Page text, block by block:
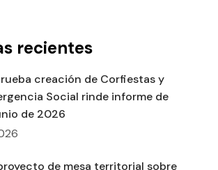
recientes
creación de Corfiestas y
Social rinde informe de
de 2026
de mesa territorial sobre